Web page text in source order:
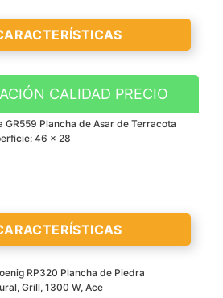
en 1
gran
de
CALIDAD PRECIO
GR559 Plancha de Asar de Terracota
46 x 28
RP320 Plancha de Piedra
Grill, 1300 W, Ace